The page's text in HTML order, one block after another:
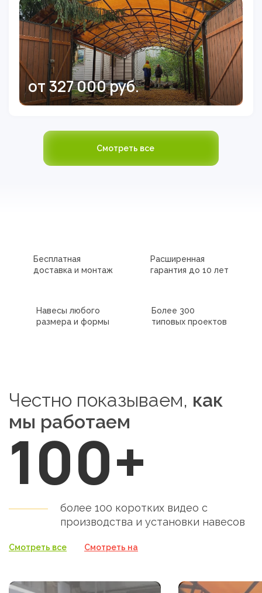
от 327 000 руб.
Смотреть все
Бесплатная
доставка и монтаж
Расширенная
гарантия до 10 лет
Навесы любого
размера и формы
Более 300
типовых проектов
Честно показываем, как
мы работаем
100+
более 100 коротких видео с
производства и установки навесов
Смотреть все Смотреть на